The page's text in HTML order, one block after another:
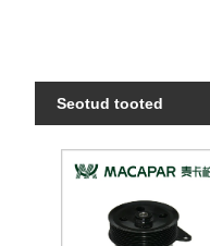
Seotud tooted